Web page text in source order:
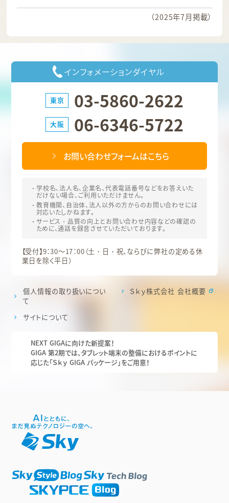
（2025年7月掲載）
インフォメーションダイヤル
東京 03-5860-2622
大阪 06-6346-5722
お問い合わせフォームはこちら
学校名、法人名、企業名、代表電話番号などをお答えいた
だけない場合、ご利用いただけません。
教育機関、自治体、法人以外の方からのお問い合わせには
対応いたしかねます。
サービス・品質の向上とお問い合わせ内容などの確認の
ために、通話を録音させていただいております。
【受付】9：30～17：00（土・日・祝、ならびに弊社の定める休
業日を除く平日）
個人情報の取り扱いについ
て
サイトについて
Ｓｋｙ株式会社 会社概要
NEXT GIGAに向けた新提案！
GIGA 第2期では、タブレット端末の整備におけるポイントに
応じた「Ｓｋｙ GIGA パッケージ」をご用意！